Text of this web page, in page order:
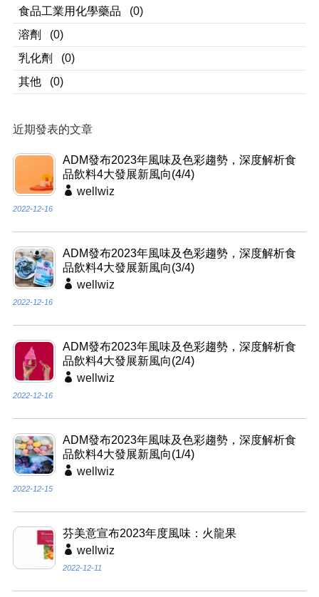
食品工業用化學藥品
(0)
溶劑
(0)
乳化劑
(0)
其他
(0)
近期發表的文章
ADM發布2023年風味及色彩趨勢，深度解析食
品飲料4大發展新風向(4/4)
wellwiz
2022-12-16
ADM發布2023年風味及色彩趨勢，深度解析食
品飲料4大發展新風向(3/4)
wellwiz
2022-12-16
ADM發布2023年風味及色彩趨勢，深度解析食
品飲料4大發展新風向(2/4)
wellwiz
2022-12-16
ADM發布2023年風味及色彩趨勢，深度解析食
品飲料4大發展新風向(1/4)
wellwiz
2022-12-15
芬美意宣布2023年度風味：火龍果
wellwiz
2022-12-11